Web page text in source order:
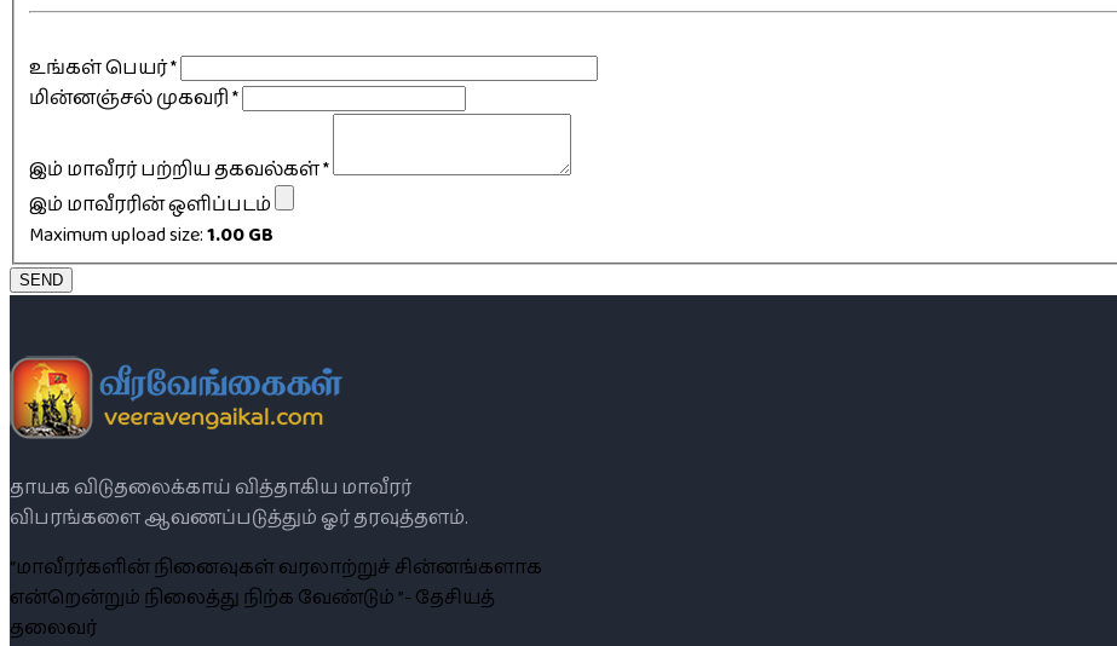
உங்கள் பெயர்*
மின்னஞ்சல் முகவரி*
இம் மாவீரர் பற்றிய தகவல்கள்*
இம் மாவீரரின் ஒளிப்படம்
Maximum upload size:1.00 GB
SEND
தாயக விடுதலைக்காய் வித்தாகிய மாவீரர்
விபரங்களை ஆவணப்படுத்தும் ஓர் தரவுத்தளம்.
“மாவீரர்களின் நினைவுகள் வரலாற்றுச் சின்னங்களாக
என்றென்றும் நிலைத்து நிற்க வேண்டும் ”- தேசியத்
தலைவர்